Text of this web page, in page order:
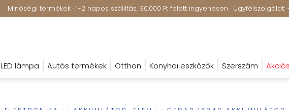
Minőségi termékek · 1-2 napos szállítás, 30.000 Ft felett ingyenesen ·
LED lámpa Autós termékek Otthon Konyhai eszközök Szerszám